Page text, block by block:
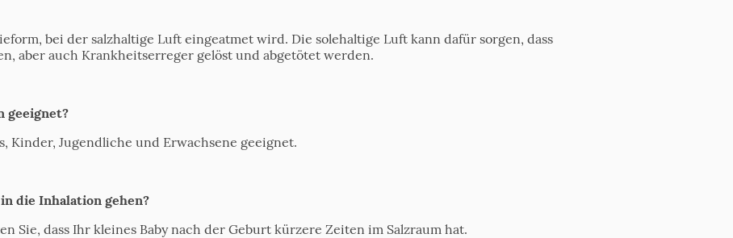
bei der salzhaltige Luft eingeatmet wird. Die solehaltige Luft kann dafür sorgen, dass
aber auch Krankheitserreger gelöst und abgetötet werden.
geeignet?
Kinder, Jugendliche und Erwachsene geeignet.
die Inhalation gehen?
Sie, dass Ihr kleines Baby nach der Geburt kürzere Zeiten im Salzraum hat.